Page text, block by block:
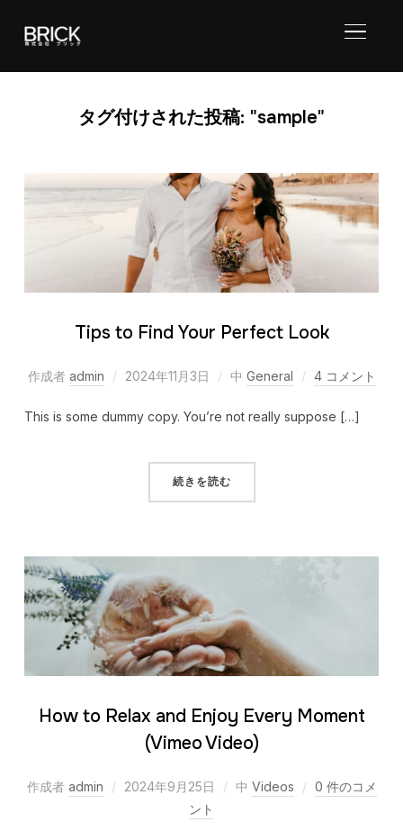
サイド
タグ付けされた投稿: "sample"
Tips to Find Your Perfect Look
作成者 admin 2024年11月3日 中 General 4 コメント
This is some dummy copy. You’re not really suppose […]
続きを読む
How to Relax and Enjoy Every Moment
(Vimeo Video)
作成者 admin 2024年9月25日 中 Videos
0 件のコメ
ント